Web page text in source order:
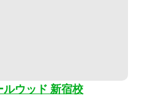
ルウッド 新宿校